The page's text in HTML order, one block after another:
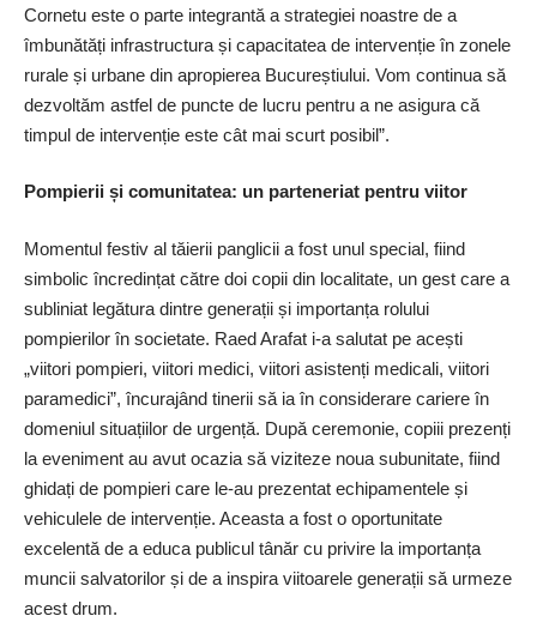
Cornetu este o parte integrantă a strategiei noastre de a
îmbunătăți infrastructura și capacitatea de intervenție în zonele
rurale și urbane din apropierea Bucureștiului. Vom continua să
dezvoltăm astfel de puncte de lucru pentru a ne asigura că
timpul de intervenție este cât mai scurt posibil”.
Pompierii și comunitatea: un parteneriat pentru viitor
Momentul festiv al tăierii panglicii a fost unul special, fiind
simbolic încredințat către doi copii din localitate, un gest care a
subliniat legătura dintre generații și importanța rolului
pompierilor în societate. Raed Arafat i-a salutat pe acești
„viitori pompieri, viitori medici, viitori asistenți medicali, viitori
paramedici”, încurajând tinerii să ia în considerare cariere în
domeniul situațiilor de urgență. După ceremonie, copiii prezenți
la eveniment au avut ocazia să viziteze noua subunitate, fiind
ghidați de pompieri care le-au prezentat echipamentele și
vehiculele de intervenție. Aceasta a fost o oportunitate
excelentă de a educa publicul tânăr cu privire la importanța
muncii salvatorilor și de a inspira viitoarele generații să urmeze
acest drum.